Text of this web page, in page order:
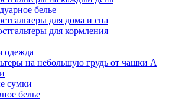
белье
для дома и сна
для кормления
одежда
на небольшую грудь от чашки А
сумки
белье